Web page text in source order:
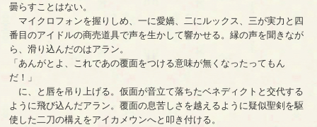
曇らすことはない。
マイクロフォンを握りしめ、一に愛嬌、二にルックス、三が実力と四
番目のアイドルの商売道具で声を生かして響かせる。縁の声を聞きなが
ら、滑り込んだのはアラン。
「あんがとよ、これであの覆面をつける意味が無くなったってもん
だ！」
に、と唇を吊り上げる。仮面が音立て落ちたベネディクトと交代する
ように飛び込んだアラン。覆面の息苦しさを越えるように疑似聖剣を駆
使した二刀の構えをアイカメウンへと叩き付ける。